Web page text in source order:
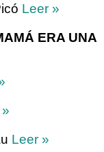
Leer »
ERA UNA
Leer »